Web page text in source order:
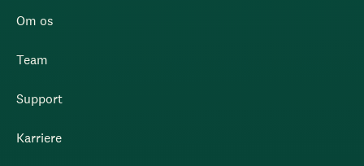
Om os
Team
Support
Karriere